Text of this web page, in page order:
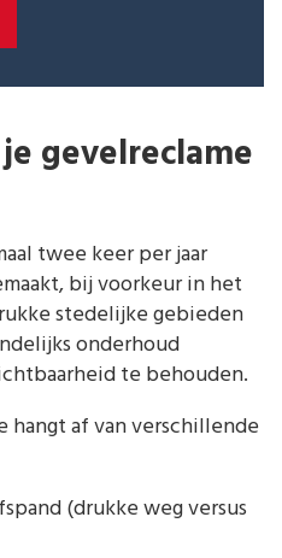
gevelreclame
twee keer per jaar
bij voorkeur in het
stedelijke gebieden
onderhoud
te behouden.
hangt af van verschillende
(drukke weg versus